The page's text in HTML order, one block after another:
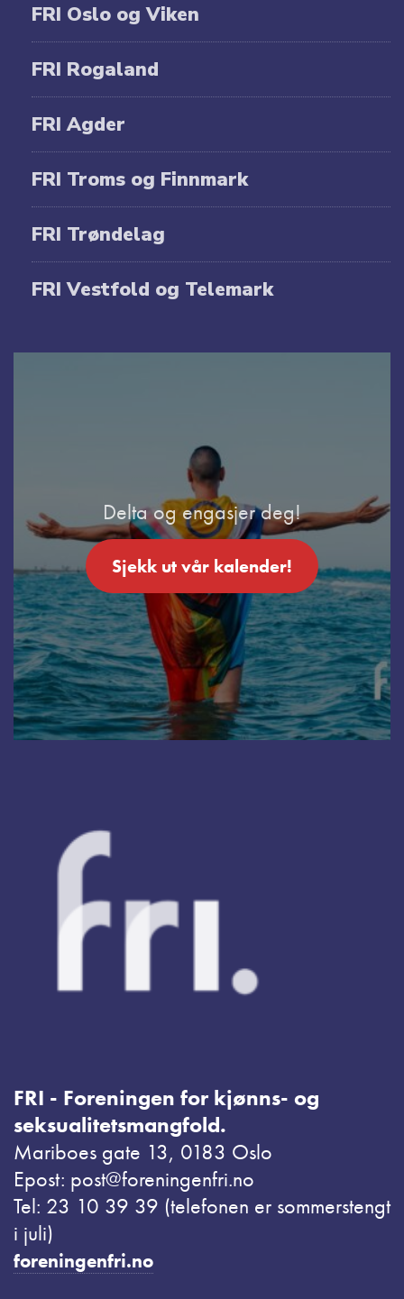
FRI Oslo og Viken
FRI Rogaland
FRI Agder
FRI Troms og Finnmark
FRI Trøndelag
FRI Vestfold og Telemark
Delta og engasjer deg!
Sjekk ut vår kalender!
FRI - Foreningen for kjønns- og
seksualitetsmangfold.
Mariboes gate 13, 0183 Oslo
Epost: post@foreningenfri.no
Tel: 23 10 39 39 (telefonen er sommerstengt
i juli)
foreningenfri.no